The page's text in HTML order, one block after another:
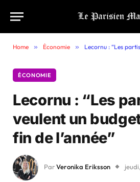
Home » Économie » Lecornu : “Les partis
ÉCONOMIE
Lecornu : “Les
veulent un
fin de l’année”
ParVeronika Eriksson